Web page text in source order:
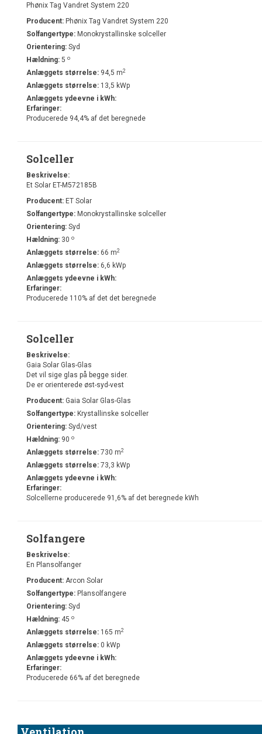
Phønix Tag Vandret System 220
Producent: Phønix Tag Vandret System 220
Solfangertype: Monokrystallinske solceller
Orientering: Syd
Hældning: 5 o
Anlæggets størrelse: 94,5 m2
Anlæggets størrelse: 13,5 kWp
Anlæggets ydeevne i kWh:
Erfaringer:
Producerede 94,4% af det beregnede
Solceller
Beskrivelse:
Et Solar ET-M572185B
Producent: ET Solar
Solfangertype: Monokrystallinske solceller
Orientering: Syd
Hældning: 30 o
Anlæggets størrelse: 66 m2
Anlæggets størrelse: 6,6 kWp
Anlæggets ydeevne i kWh:
Erfaringer:
Producerede 110% af det det beregnede
Solceller
Beskrivelse:
Gaia Solar Glas-Glas
Det vil sige glas på begge sider.
De er orienterede øst-syd-vest
Producent: Gaia Solar Glas-Glas
Solfangertype: Krystallinske solceller
Orientering: Syd/vest
Hældning: 90 o
Anlæggets størrelse: 730 m2
Anlæggets størrelse: 73,3 kWp
Anlæggets ydeevne i kWh:
Erfaringer:
Solcellerne producerede 91,6% af det beregnede kWh
Solfangere
Beskrivelse:
En Plansolfanger
Producent: Arcon Solar
Solfangertype: Plansolfangere
Orientering: Syd
Hældning: 45 o
Anlæggets størrelse: 165 m2
Anlæggets størrelse: 0 kWp
Anlæggets ydeevne i kWh:
Erfaringer:
Producerede 66% af det beregnede